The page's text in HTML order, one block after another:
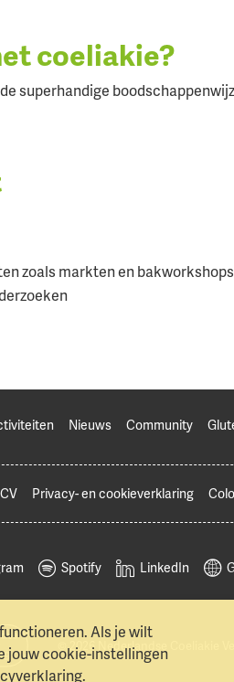
coeliakie?
superhandige
zoals markten en bakworkshops
Nieuws Community
Privacy- en cookieverklaring
Spotify LinkedIn
© 2026 Nederlandse Coeliakie
Als je wilt
jouw cookie-instellingen
.